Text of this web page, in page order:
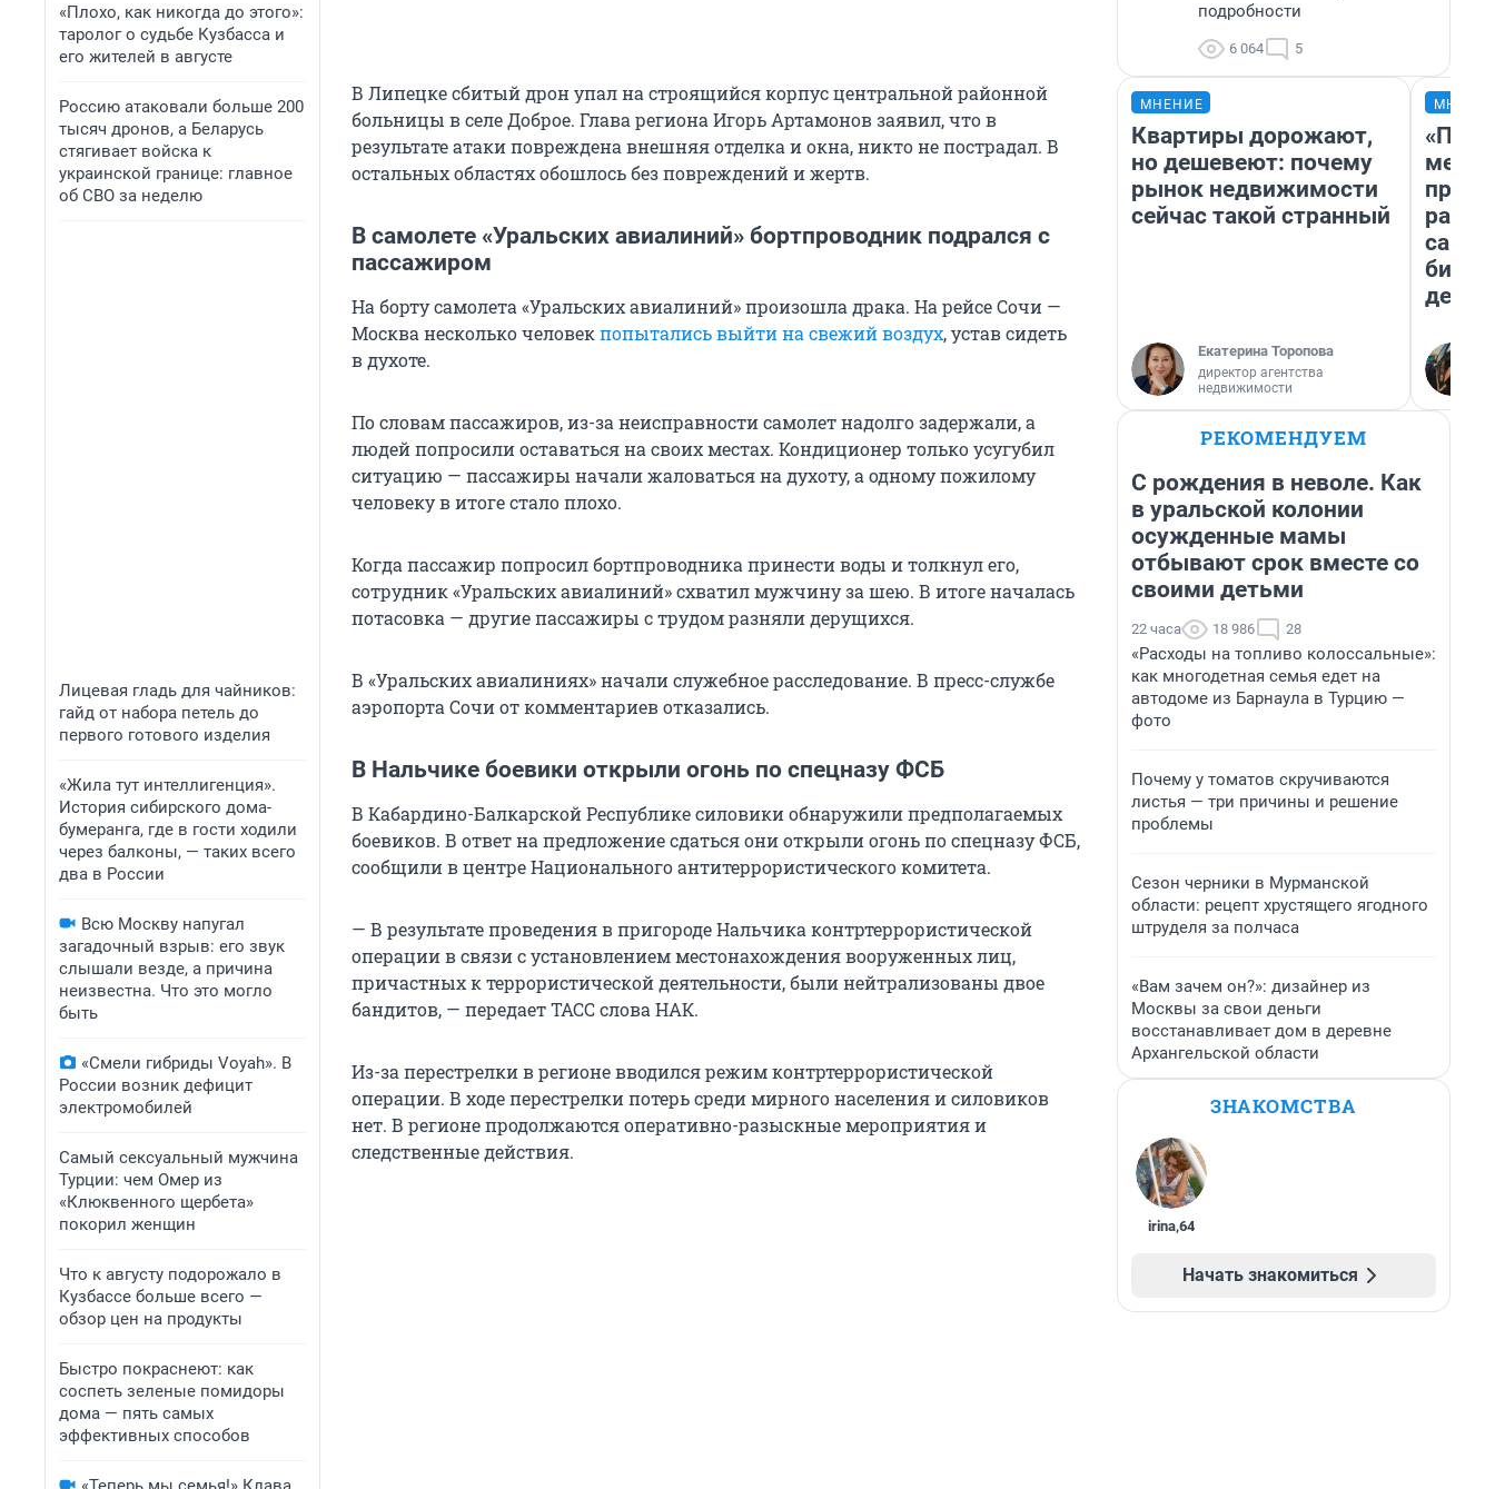
«Плохо, как никогда до этого»:
таролог о судьбе Кузбасса и
его жителей в августе
Россию атаковали больше 200
тысяч дронов, а Беларусь
стягивает войска к
украинской границе: главное
об СВО за неделю
Лицевая гладь для чайников:
гайд от набора петель до
первого готового изделия
«Жила тут интеллигенция».
История сибирского дома-
бумеранга, где в гости ходили
через балконы, — таких всего
два в России
Всю Москву напугал
загадочный взрыв: его звук
слышали везде, а причина
неизвестна. Что это могло
быть
«Смели гибриды Voyah». В
России возник дефицит
электромобилей
Самый сексуальный мужчина
Турции: чем Омер из
«Клюквенного щербета»
покорил женщин
Что к августу подорожало в
Кузбассе больше всего —
обзор цен на продукты
Быстро покраснеют: как
соспеть зеленые помидоры
дома — пять самых
эффективных способов
В Липецке сбитый дрон упал на строящийся корпус центральной районной
больницы в селе Доброе. Глава региона Игорь Артамонов заявил, что в
результате атаки повреждена внешняя отделка и окна, никто не пострадал. В
остальных областях обошлось без повреждений и жертв.
В самолете «Уральских авиалиний» бортпроводник подрался с
пассажиром
На борту самолета «Уральских авиалиний» произошла драка. На рейсе Сочи —
Москва несколько человекпопытались выйти на свежий воздух, устав сидеть
в духоте.
По словам пассажиров, из-за неисправности самолет надолго задержали, а
людей попросили оставаться на своих местах. Кондиционер только усугубил
ситуацию — пассажиры начали жаловаться на духоту, а одному пожилому
человеку в итоге стало плохо.
Когда пассажир попросил бортпроводника принести воды и толкнул его,
сотрудник «Уральских авиалиний» схватил мужчину за шею. В итоге началась
потасовка — другие пассажиры с трудом разняли дерущихся.
В «Уральских авиалиниях» начали служебное расследование. В пресс-службе
аэропорта Сочи от комментариев отказались.
В Нальчике боевики открыли огонь по спецназу ФСБ
В Кабардино-Балкарской Республике силовики обнаружили предполагаемых
боевиков. В ответ на предложение сдаться они открыли огонь по спецназу ФСБ,
сообщили в центре Национального антитеррористического комитета.
— В результате проведения в пригороде Нальчика контртеррористической
операции в связи с установлением местонахождения вооруженных лиц,
причастных к террористической деятельности, были нейтрализованы двое
бандитов, — передает ТАСС слова НАК.
Из-за перестрелки в регионе вводился режим контртеррористической
операции. В ходе перестрелки потерь среди мирного населения и силовиков
нет. В регионе продолжаются оперативно-разыскные мероприятия и
следственные действия.
подробности
6 064 5
МНЕНИЕ
Квартиры дорожают,
но дешевеют: почему
рынок недвижимости
сейчас такой странный
Екатерина Торопова
директор агентства
недвижимости
РЕКОМЕНДУЕМ
С рождения в неволе. Как
в уральской колонии
осужденные мамы
отбывают срок вместе со
своими детьми
22 часа 18 986 28
«Расходы на топливо колоссальные»:
как многодетная семья едет на
автодоме из Барнаула в Турцию —
фото
Почему у томатов скручиваются
листья — три причины и решение
проблемы
Сезон черники в Мурманской
области: рецепт хрустящего ягодного
штруделя за полчаса
«Вам зачем он?»: дизайнер из
Москвы за свои деньги
восстанавливает дом в деревне
Архангельской области
ЗНАКОМСТВА
irina,64
Начать знакомиться